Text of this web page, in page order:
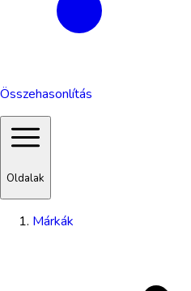
Összehasonlítás
Oldalak
Márkák